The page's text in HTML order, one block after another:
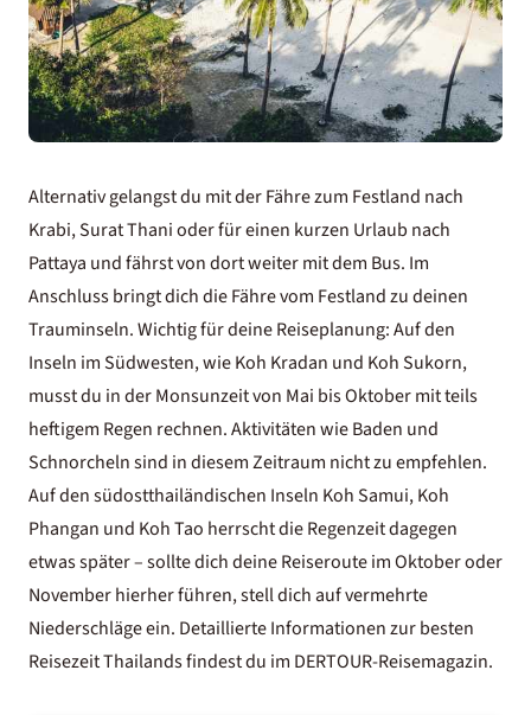
Alternativ gelangst du mit der Fähre zum Festland nach
Krabi, Surat Thani oder für einen kurzen Urlaub nach
Pattaya und fährst von dort weiter mit dem Bus. Im
Anschluss bringt dich die Fähre vom Festland zu deinen
Trauminseln. Wichtig für deine Reiseplanung: Auf den
Inseln im Südwesten, wie Koh Kradan und Koh Sukorn,
musst du in der Monsunzeit von Mai bis Oktober mit teils
heftigem Regen rechnen. Aktivitäten wie Baden und
Schnorcheln sind in diesem Zeitraum nicht zu empfehlen.
Auf den südostthailändischen Inseln Koh Samui, Koh
Phangan und Koh Tao herrscht die Regenzeit dagegen
etwas später – sollte dich deine Reiseroute im Oktober oder
November hierher führen, stell dich auf vermehrte
Niederschläge ein. Detaillierte Informationen zurbesten
Reisezeit Thailandsfindest du im DERTOUR-Reisemagazin.